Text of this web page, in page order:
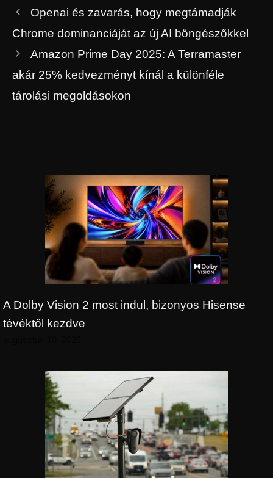
Openai és zavarás, hogy megtámadják
Chrome dominanciáját az új AI böngészőkkel
Amazon Prime Day 2025: A Terramaster
akár 25% kedvezményt kínál a különféle
tárolási megoldásokon
A Dolby Vision 2 most indul, bizonyos Hisense
tévéktől kezdve